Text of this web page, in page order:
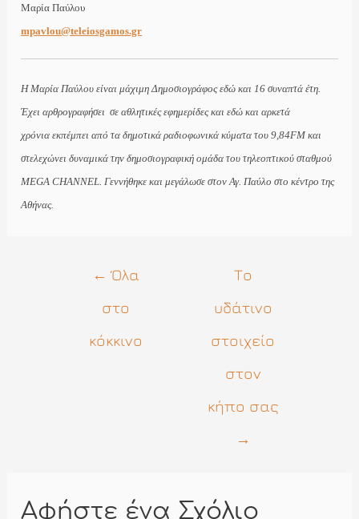
Μαρία Παύλου
mpavlou@teleiosgamos.gr
Η Μαρία Παύλου είναι μάχιμη Δημοσιογράφος εδώ και 16 συναπτά έτη.
Έχει αρθρογραφήσει σε αθλητικές εφημερίδες και εδώ και αρκετά
χρόνια εκπέμπει από τα δημοτικά ραδιοφωνικά κύματα του 9,84FM και
στελεχώνει δυναμικά την δημοσιογραφική ομάδα του τηλεοπτικού σταθμού
MEGA CHANNEL. Γεννήθηκε και μεγάλωσε στον Αγ. Παύλο στο κέντρο της
Αθήνας.
Πλοήγηση
← Όλα
στο
κόκκινο
Το
υδάτινο
στοιχείο
στον
κήπο σας
→
Αφήστε ένα Σχόλιο